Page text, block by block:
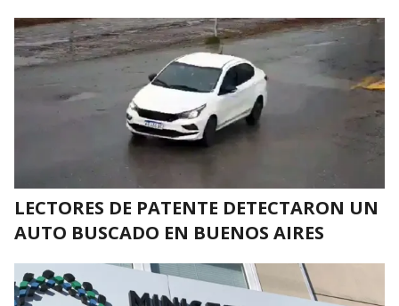
LECTORES DE PATENTE DETECTARON UN
AUTO BUSCADO EN BUENOS AIRES